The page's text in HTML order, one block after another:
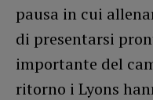
pausa in cui
di presentarsi
importante del
ritorno i Lyons